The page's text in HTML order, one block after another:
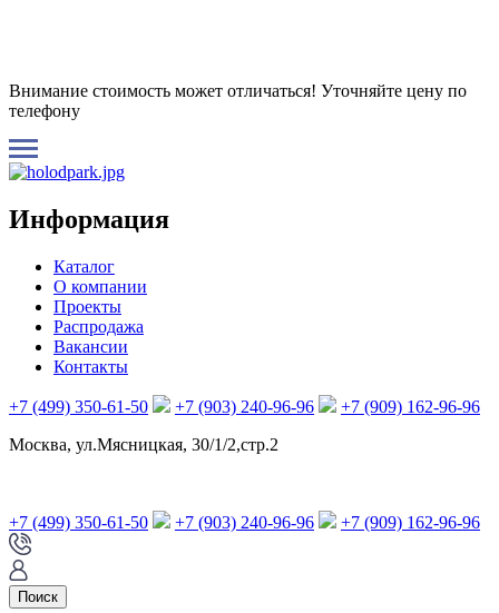
Внимание стоимость может отличаться! Уточняйте цену по
телефону
Информация
Каталог
О компании
Проекты
Распродажа
Вакансии
Контакты
+7 (499) 350-61-50 +7 (903) 240-96-96
+7 (909) 162-96-96
Москва, ул.Мясницкая, 30/1/2,стр.2
+7 (499) 350-61-50 +7 (903) 240-96-96 +7 (909) 162-96-96
Поиск